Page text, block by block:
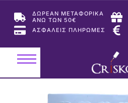
ΔΩΡΕΑΝ ΜΕΤΑΦΟΡΙΚΑ
ΑΝΩ ΤΩΝ 50€
ΑΣΦΑΛΕΙΣ ΠΛΗΡΩΜΕΣ